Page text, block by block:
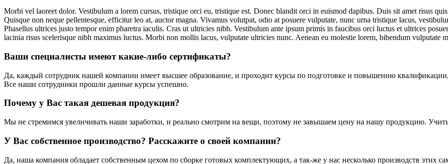
Morbi vel laoreet dolor. Vestibulum a lorem cursus, tristique orci eu, tristique est. Donec blandit orci in euismod dapibus. Duis sit amet risus
Quisque non neque pellentesque, efficitur leo at, auctor magna. Vivamus volutpat, odio at posuere vulputate, nunc urna tristique lacus,
Phasellus ultrices justo tempor enim pharetra iaculis. Cras ut ultricies nibh. Vestibulum ante ipsum primis in faucibus orci luctus et ultrices
lacinia risus scelerisque nibh maximus luctus. Morbi non mollis lacus, vulputate ultricies nunc. Aenean eu molestie lorem, bibendum vulputate
Ваши специалисты имеют какие-либо сертификаты?
Да, каждый сотрудник нашей компании имеет высшее образование, и проходит курсы по подготовке и повышению
Все наши сотрудники прошли данные курсы успешно.
Почему у Вас такая дешевая продукция?
Мы не стремимся увеличивать наши заработки, и реально смотрим на вещи, поэтому не завышаем цену на нашу продукцию.
У Вас собственное производство? Расскажите о своей компании?
Да, наша компания обладает собственным цехом по сборке готовых комплектующих, а так-же у нас несколько производств этих